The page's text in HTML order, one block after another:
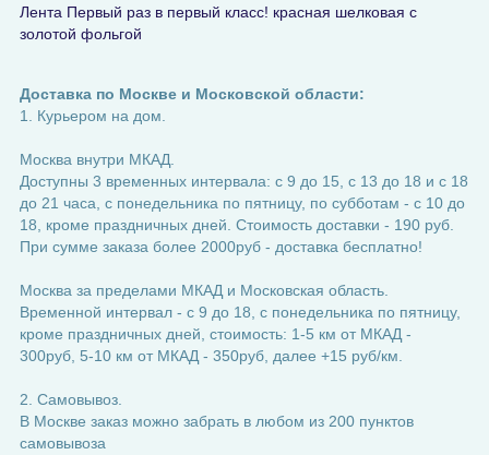
Лента Первый раз в первый класс! красная шелковая с
золотой фольгой
Доставка по Москве и Московской области:
1. Курьером на дом.
Москва внутри МКАД.
Доступны 3 временных интервала: с 9 до 15, с 13 до 18 и с 18
до 21 часа, с понедельника по пятницу, по субботам - с 10 до
18, кроме праздничных дней. Стоимость доставки - 190 руб.
При сумме заказа более 2000руб - доставка бесплатно!
Москва за пределами МКАД и Московская область.
Временной интервал - с 9 до 18, с понедельника по пятницу,
кроме праздничных дней, стоимость: 1-5 км от МКАД -
300руб, 5-10 км от МКАД - 350руб, далее +15 руб/км.
2. Самовывоз.
В Москве заказ можно забрать в любом из 200 пунктов
самовывоза